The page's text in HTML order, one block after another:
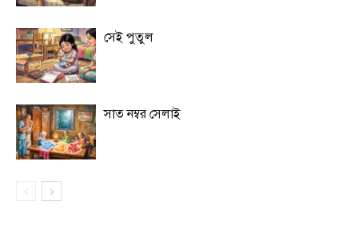
সেই পুতুল
সাত নম্বর সেলাই